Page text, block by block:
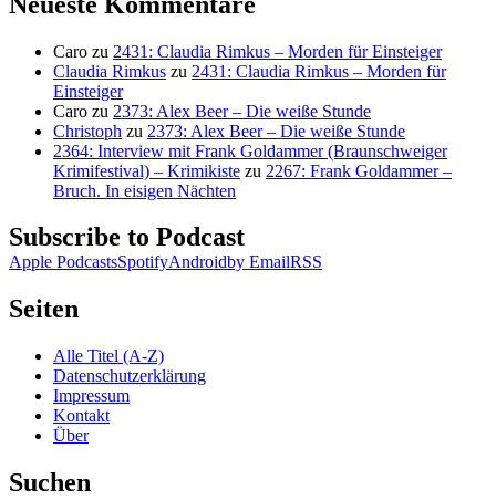
Caro zu 2431: Claudia Rimkus – Morden für Einsteiger
Claudia Rimkus zu 2431: Claudia Rimkus – Morden für
Einsteiger
Caro zu 2373: Alex Beer – Die weiße Stunde
Christoph zu 2373: Alex Beer – Die weiße Stunde
2364: Interview mit Frank Goldammer (Braunschweiger
Krimifestival) – Krimikiste zu 2267: Frank Goldammer –
Bruch. In eisigen Nächten
Subscribe to Podcast
Apple PodcastsSpotifyAndroidby EmailRSS
Seiten
Alle Titel (A-Z)
Datenschutzerklärung
Impressum
Kontakt
Über
Suchen